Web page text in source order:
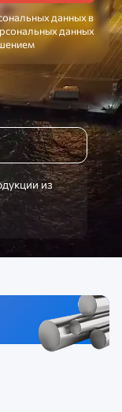
данных в
данных
из